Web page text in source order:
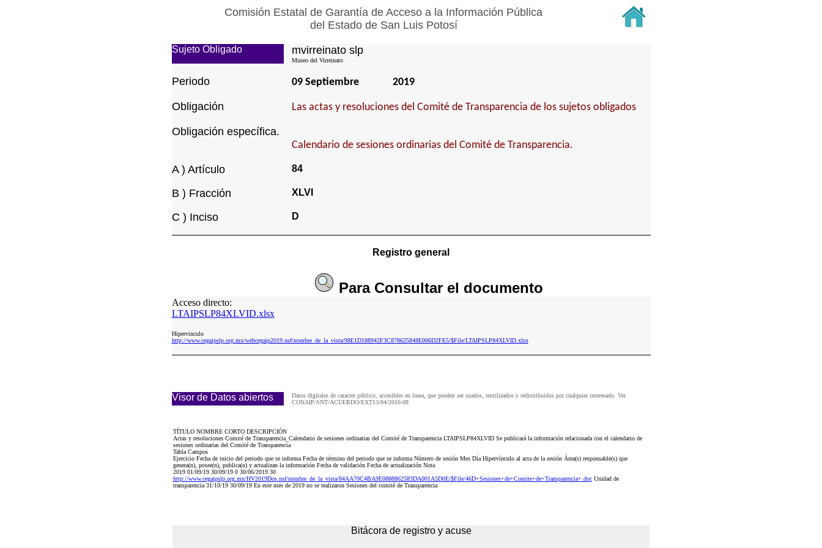
Comisión Estatal de Garantía de Acceso a la Información Pública
del Estado de San Luis Potosí
Sujeto Obligado mvirreinato slp
Museo del Virreinato
Periodo 09 Septiembre 2019
Obligación Las actas y resoluciones del Comité de Transparencia de los sujetos obligados
Obligación específica.
Calendario de sesiones ordinarias del Comité de Transparencia.
A ) Artículo 84
B ) Fracción XLVI
C ) Inciso D
Registro general
Para Consultarel documento
Acceso directo:
LTAIPSLP84XLVID.xlsx
Hipervinculo
http://www.cegaipslp.org.mx/webcegaip2019.nsf/nombre_de_la_vista/98E1D188942F3C878625848E006D2FE5/$File/LTAIPSLP84XLVID.xlsx
Visor de Datos abiertos
Datos digitales de caracter público, accesibles en linea, que pueden ser usados, reutilizados y redistribuidos por cualquier interesado. Ver
CONAIP/SNT/ACUERDO/EXT13/04/2016-08
TÍTULO NOMBRE CORTO DESCRIPCIÓN
Actas y resoluciones Comité de Transparencia_Calendario de sesiones ordinarias del Comité de Transparencia LTAIPSLP84XLVID Se publicará la información relacionada con el calendario de
sesiones ordinarias del Comité de Transparencia
Tabla Campos
Ejercicio Fecha de inicio del periodo que se informa Fecha de término del periodo que se informa Número de sesión Mes Día Hipervínculo al acta de la sesión Área(s) responsable(s) que
genera(n), posee(n), publica(n) y actualizan la información Fecha de validación Fecha de actualización Nota
2019 01/09/19 30/09/19 0 30/06/2019 30
http://www.cegaipslp.org.mx/HV2019Dos.nsf/nombre_de_la_vista/84AA70C4BA9E0888862583DA001A5D0E/$File/46D+Sesiones+de+Comite+de+Transparencia+.docUnidad de
transparencia 31/10/19 30/09/19 En este mes de 2019 no se realizaron Sesiones del comité de Transparencia
Bitácora de registro y acuse